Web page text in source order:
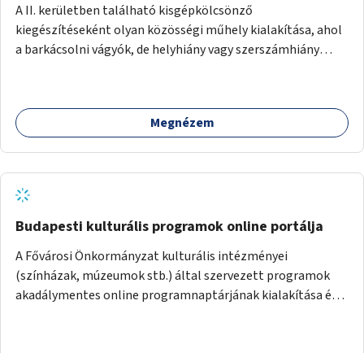
A II. kerületben található kisgépkölcsönző
kiegészítéseként olyan közösségi műhely kialakítása, ahol
a barkácsolni vágyók, de helyhiány vagy szerszámhiány
Megnézem
Budapesti kulturális programok online portálja
A Fővárosi Önkormányzat kulturális intézményei
(színházak, múzeumok stb.) által szervezett programok
akadálymentes online programnaptárjának kialakítása és